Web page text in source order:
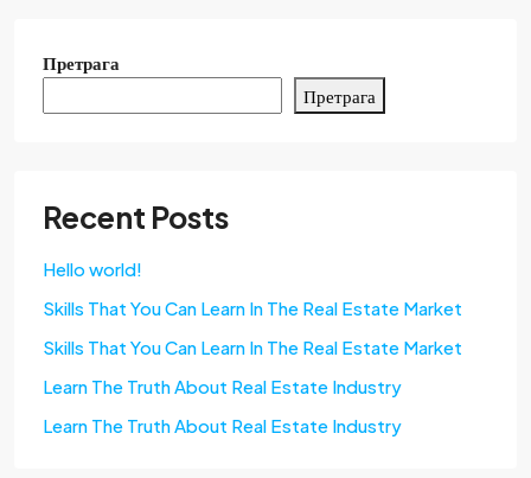
Претрага
Претрага
Recent Posts
Hello world!
Skills That You Can Learn In The Real Estate Market
Skills That You Can Learn In The Real Estate Market
Learn The Truth About Real Estate Industry
Learn The Truth About Real Estate Industry